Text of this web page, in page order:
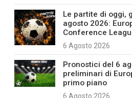
Le partite di oggi,
agosto 2026:
Conference
6 Agosto 2026
Pronostici del 6
preliminari di
primo piano
6 Agosto 2026